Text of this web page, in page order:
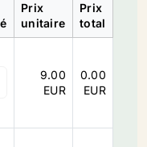
Prix
unitaire
Prix
total
9.00
EUR
0.00
EUR